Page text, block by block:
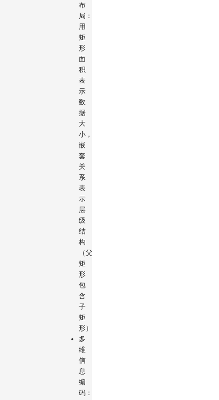
布
局：
用
矩
形
面
积
表
示
数
据
大
小，
嵌
套
关
系
表
示
层
级
结
构
（父
矩
形
包
含
子
矩
形）。
多
维
信
息
编
码：